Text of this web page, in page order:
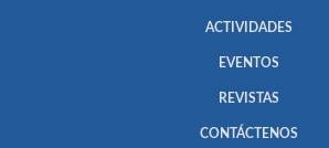
ACTIVIDADES
EVENTOS
REVISTAS
CONTÁCTENOS